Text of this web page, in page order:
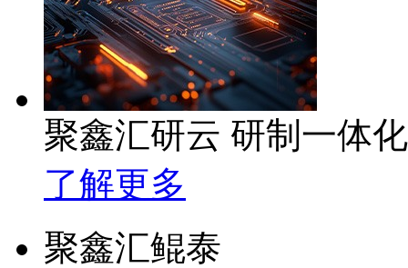
聚鑫汇研云 研制一体
了解更多
聚鑫汇鲲泰